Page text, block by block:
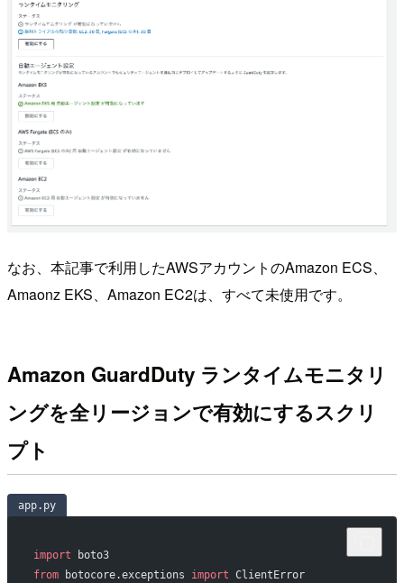
なお、本記事で利用したAWSアカウントのAmazon ECS、
Amaonz EKS、Amazon EC2は、すべて未使用です。
Amazon GuardDuty ランタイムモニタリ
ングを全リージョンで有効にするスクリ
プト
app.py
import boto3
from botocore.exceptions import ClientError